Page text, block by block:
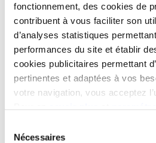
fonctionnement, des cookies de
contribuent à vous faciliter son
d’analyses statistiques
performances du site et établir
cookies publicitaires permettant
pertinentes et adaptées à vos
votre navigation, vous acceptez
Nécessaires
Il bénéficie
500 €pour un
1 000 €pour un
1 500 €pour un